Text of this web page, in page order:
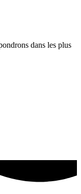
dans les plus